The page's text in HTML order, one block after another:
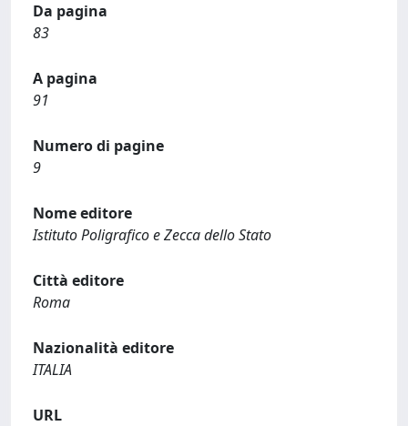
Da pagina
83
A pagina
91
Numero di pagine
9
Nome editore
Istituto Poligrafico e Zecca dello Stato
Città editore
Roma
Nazionalità editore
ITALIA
URL